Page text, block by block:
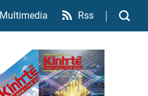
Multimedia Rss